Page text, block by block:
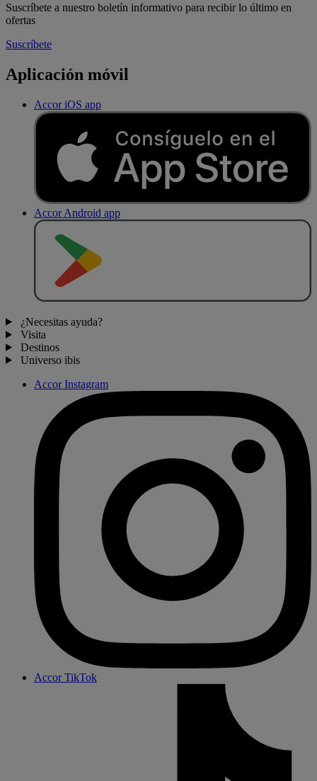
Suscríbete a nuestro boletín informativo para recibir lo último en
ofertas
Suscríbete
Aplicación móvil
Accor iOS app
Accor Android app
¿Necesitas ayuda?
Visita
Destinos
Universo ibis
Accor Instagram
Accor TikTok